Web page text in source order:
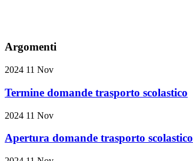
Argomenti
2024 11 Nov
Termine domande trasporto scolastico
2024 11 Nov
Apertura domande trasporto scolastico